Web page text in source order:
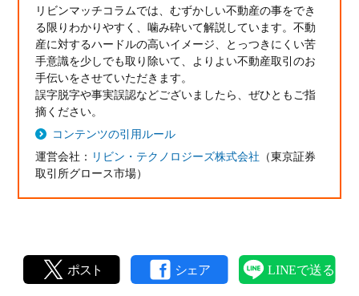
リビンマッチコラムでは、むずかしい不動産の事をでき
る限りわかりやすく、噛み砕いて解説しています。不動
産に対するハードルの高いイメージ、とっつきにくい苦
手意識を少しでも取り除いて、よりよい不動産取引のお
手伝いをさせていただきます。
誤字脱字や事実誤認などございましたら、ぜひともご指
摘ください。
コンテンツの引用ルール
運営会社： リビン・テクノロジーズ株式会社 （東京証券
取引所グロース市場）